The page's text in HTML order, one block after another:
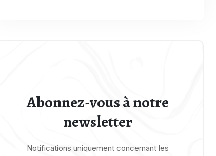
Abonnez-vous à notre
newsletter
Notifications uniquement concernant les